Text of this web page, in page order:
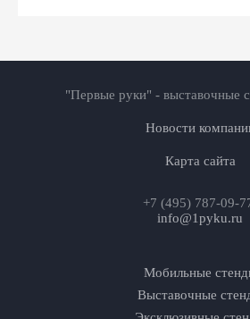
"Первые руки" - выставочные
Новости
Карта сайта
+7 (495) 787-09-
info@1pyku.ru
Мобильные
Выставочные